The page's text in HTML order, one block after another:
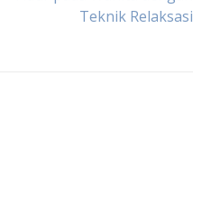
Teknik Relaksasi